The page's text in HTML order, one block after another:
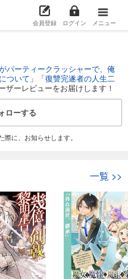
会員登録 ログイン メニュー
パーティークラッシャーで、俺
ついて 」「復讐完遂者の人生二
ザーレビューをお届けします！
ローする
に、お知らせします。
一覧 >>